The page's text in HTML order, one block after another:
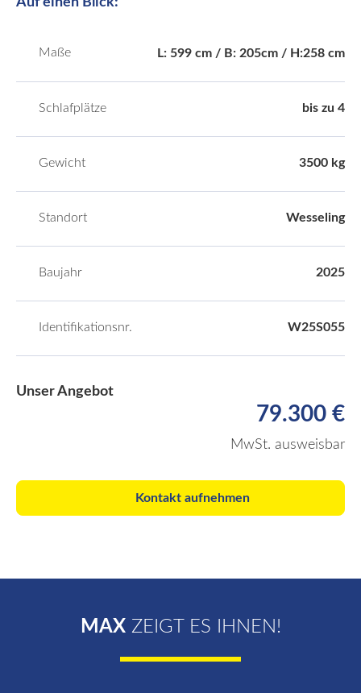
Maße L: 599 cm / B: 205cm / H:258 cm
Schlafplätze bis zu 4
Gewicht 3500 kg
Standort Wesseling
Baujahr 2025
Identifikationsnr. W25S055
Unser Angebot
79.300 €
MwSt. ausweisbar
Kontakt aufnehmen
MAXZEIGT ES IHNEN!